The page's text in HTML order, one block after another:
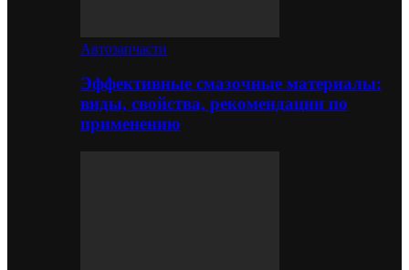
Автозапчасти
Эффективные смазочные материалы:
виды, свойства, рекомендации по
применению